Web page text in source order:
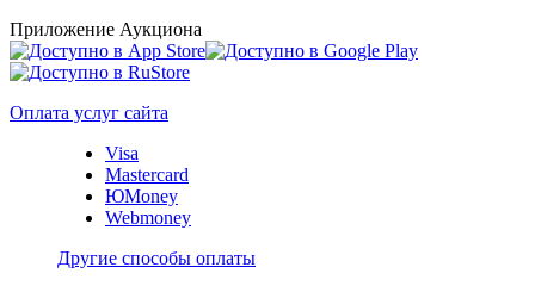
Приложение Аукциона
Оплата услуг сайта
Visa
Mastercard
ЮMoney
Webmoney
Другие способы оплаты